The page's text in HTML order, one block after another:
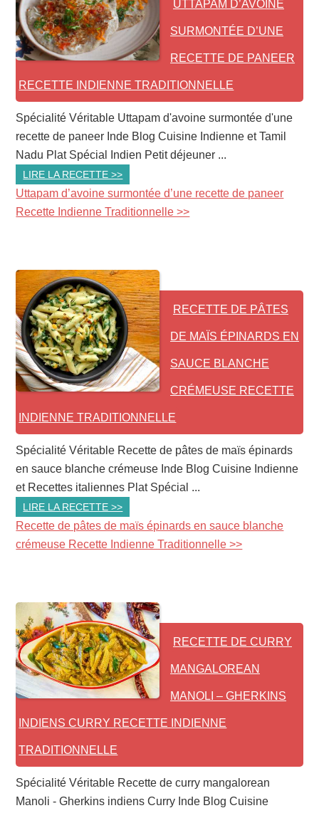
UTTAPAM D’AVOINE
SURMONTÉE D’UNE
RECETTE DE PANEER
RECETTE INDIENNE TRADITIONNELLE
Spécialité Véritable Uttapam d'avoine surmontée d'une
recette de paneer Inde Blog Cuisine Indienne et Tamil
Nadu Plat Spécial Indien Petit déjeuner ...
LIRE LA RECETTE >>
Uttapam d’avoine surmontée d’une recette de paneer
Recette Indienne Traditionnelle >>
RECETTE DE PÂTES
DE MAÏS ÉPINARDS EN
SAUCE BLANCHE
CRÉMEUSE RECETTE
INDIENNE TRADITIONNELLE
Spécialité Véritable Recette de pâtes de maïs épinards
en sauce blanche crémeuse Inde Blog Cuisine Indienne
et Recettes italiennes Plat Spécial ...
LIRE LA RECETTE >>
Recette de pâtes de maïs épinards en sauce blanche
crémeuse Recette Indienne Traditionnelle >>
RECETTE DE CURRY
MANGALOREAN
MANOLI – GHERKINS
INDIENS CURRY RECETTE INDIENNE
TRADITIONNELLE
Spécialité Véritable Recette de curry mangalorean
Manoli - Gherkins indiens Curry Inde Blog Cuisine